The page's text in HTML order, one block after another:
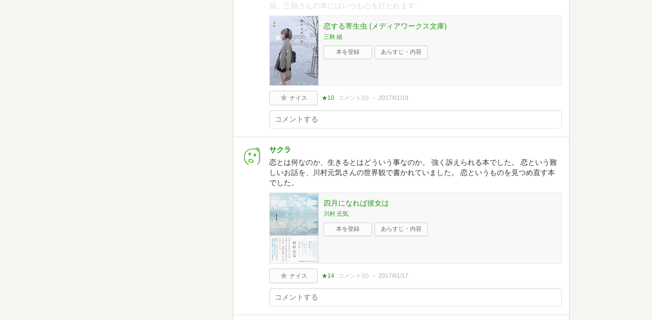
福。三秋さんの本にはいつも心を打たれます。
恋する寄生虫 (メディアワークス文庫)
三秋 縋
本を登録 あらすじ・内容
ナイス ★10 コメント(0) 2017/01/19
サクラ
恋とは何なのか、生きるとはどういう事なのか。 強く訴えられる本でした。 恋という難
しいお話を、川村元気さんの世界観で書かれていました。 恋というものを見つめ直す本
でした。
四月になれば彼女は
川村 元気
本を登録 あらすじ・内容
ナイス ★14 コメント(0) 2017/01/17